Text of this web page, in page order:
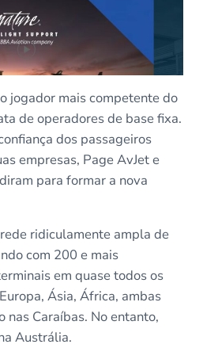
jogador mais competente do
de operadores de base fixa.
dos passageiros
empresas, Page AvJet e
para formar a nova
ridiculamente ampla de
com 200 e mais
em quase todos os
Ásia, África, ambas
nas Caraíbas. No entanto,
Austrália.